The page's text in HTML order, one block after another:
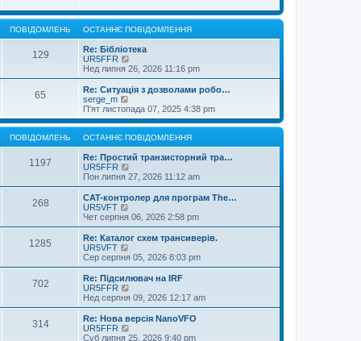
ПОВІДОМЛЕНЬ ОСТАННЄ ПОВІДОМЛЕННЯ
129
Re: Бібліотека
UR5FFR
е
р
е
г
л
н
у
т
и
с
н
н
є
о
і
д
о
л
е
н
я
Нед липня 26, 2026 11:16 pm
65
Re: Ситуація з дозволами робо…
serge_m
е
р
е
г
л
я
у
т
и
с
н
н
є
о
і
д
о
П'ят листопада 07, 2025 4:38 pm
ПОВІДОМЛЕНЬ ОСТАННЄ ПОВІДОМЛЕННЯ
1197
Re: Простий транзисторний тра…
UR5FFR
е
р
е
л
у
т
и
с
а
н
н
Пон липня 27, 2026 11:12 am
268
CAT-контролер для програм The…
UR5VFT
е
р
е
л
у
и
с
Чет серпня 06, 2026 2:58 pm
1285
Re: Каталог схем трансиверів.
UR5VFT
е
р
е
л
у
т
Сер серпня 05, 2026 8:03 pm
702
Re: Підсилювач на IRF
UR5FFR
е
р
е
л
Нед серпня 09, 2026 12:17 am
314
Re: Нова версія NanoVFO
UR5FFR
е
Суб липня 25, 2026 9:40 pm